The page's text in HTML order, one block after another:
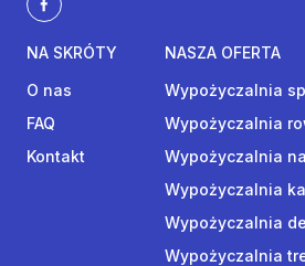
NA SKRÓTY
O nas
FAQ
Kontakt
NASZA OFERTA
Wypożyczalnia
Wypożyczalnia
Wypożyczalnia
Wypożyczalnia
Wypożyczalnia
Wypożyczalnia